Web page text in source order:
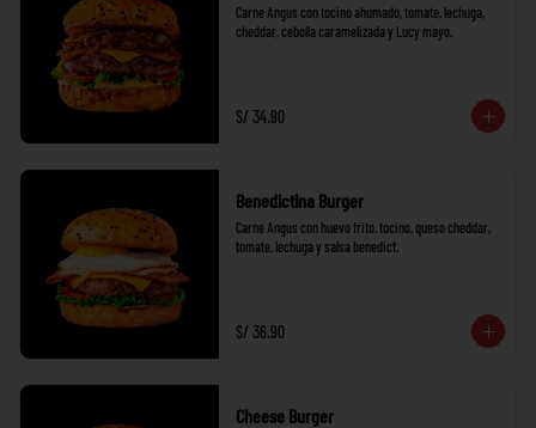
Carne Angus con tocino ahumado, tomate, lechuga,
cheddar, cebolla caramelizada y Lucy mayo.
S/ 34.90
Benedictina Burger
Carne Angus con huevo frito, tocino, queso cheddar,
tomate, lechuga y salsa benedict.
S/ 36.90
Cheese Burger